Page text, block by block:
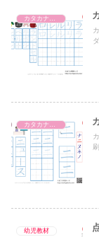
幼児教材